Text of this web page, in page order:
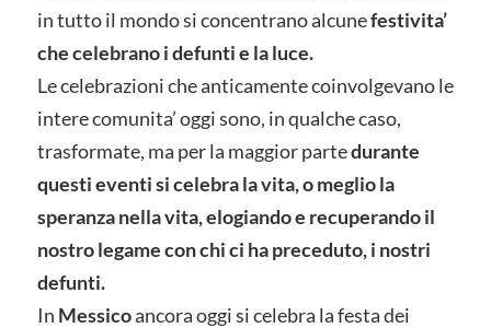
in tutto il mondo si concentrano alcunefestivita’
che celebrano i defunti e la luce.
Le celebrazioni che anticamente coinvolgevano le
intere comunita’ oggi sono, in qualche caso,
trasformate, ma per la maggior partedurante
questi eventi si celebra la vita, o meglio la
speranza nella vita, elogiando e recuperando il
nostro legame con chi ci ha preceduto, i nostri
defunti.
In Messicoancora oggi si celebra la festa dei